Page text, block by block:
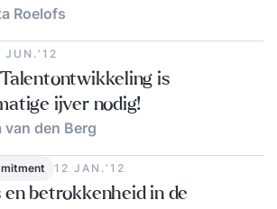
Roelofs
JUN.‘12
is
ijver nodig!
van den Berg
12 JAN.‘12
en betrokkenheid in de